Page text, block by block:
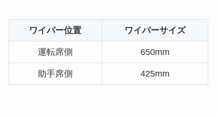
ワイパー位置 ワイパーサイズ
運転席側 650mm
助手席側 425mm